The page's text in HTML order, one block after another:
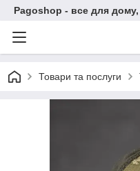
Pagoshop - все для
Товари та послуги